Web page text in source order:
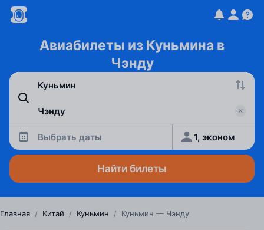
Авиабилеты из Куньмина в
Чэнду
Выбрать даты 1, эконом
Найти билеты
Главная / Китай / Куньмин / Куньмин — Чэнду